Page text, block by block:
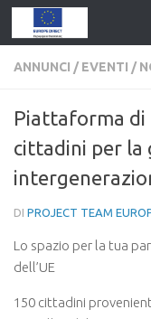
ANNUNCI / EVENTI /
Piattaforma di
cittadini per la
DI PROJECT TEAM
Lo spazio per la tua
dell’UE
150 cittadini